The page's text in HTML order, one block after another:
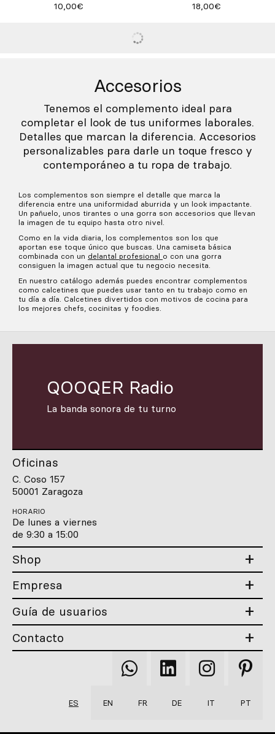
Accesorios
Tenemos el complemento ideal para
completar el look de tus uniformes laborales.
Detalles que marcan la diferencia. Accesorios
personalizables para darle un toque fresco y
contemporáneo a tu ropa de trabajo.
10,00€ 18,00€
Los complementos son siempre el detalle que marca la
diferencia entre una uniformidad aburrida y un look impactante.
Un pañuelo, unos tirantes o una gorra son accesorios que llevan
la imagen de tu equipo hasta otro nivel.
Como en la vida diaria, los complementos son los que
aportan ese toque único que buscas. Una camiseta básica
combinada con un delantal profesional o con una gorra
consiguen la imagen actual que tu negocio necesita.
En nuestro catálogo además puedes encontrar complementos
como calcetines que puedes usar tanto en tu trabajo como en
tu día a día. Calcetines divertidos con motivos de cocina para
los mejores chefs, cocinitas y foodies.
QOOQER Radio
La banda sonora de tu turno
Oficinas
C. Coso 157
50001 Zaragoza
HORARIO
De lunes a viernes
de 9:30 a 15:00
Shop
Empresa
Guía de usuarios
Contacto
Qooqer
WhatsApp
Qooqer
Linkedin
Qooqer
Instagram
Qooqer
ES EN FR DE IT PT